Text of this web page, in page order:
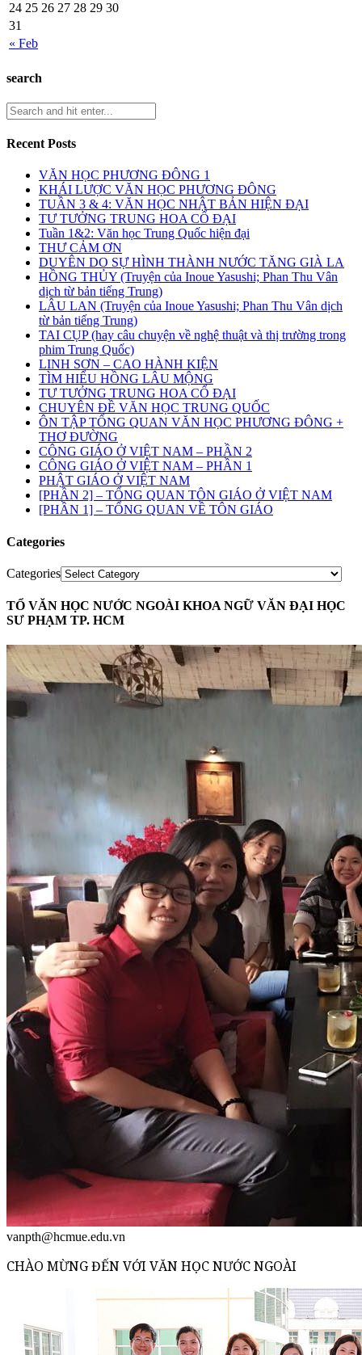
« Feb
24 25 26 27 28 29 30
31
search
Recent Posts
VĂN HỌC PHƯƠNG ĐÔNG 1
KHÁI LƯỢC VĂN HỌC PHƯƠNG ĐÔNG
TUẦN 3 & 4: VĂN HỌC NHẬT BẢN HIỆN ĐẠI
TƯ TƯỞNG TRUNG HOA CỔ ĐẠI
Tuần 1&2: Văn học Trung Quốc hiện đại
THƯ CẢM ƠN
DUYÊN DO SỰ HÌNH THÀNH NƯỚC TĂNG GIÀ LA
HỒNG THỦY (Truyện của Inoue Yasushi; Phan Thu Vân
dịch từ bản tiếng Trung)
LÂU LAN (Truyện của Inoue Yasushi; Phan Thu Vân dịch
từ bản tiếng Trung)
TAI CỤP (hay câu chuyện về nghệ thuật và thị trường trong
phim Trung Quốc)
LINH SƠN – CAO HÀNH KIỆN
TÌM HIỂU HỒNG LÂU MỘNG
TƯ TƯỞNG TRUNG HOA CỔ ĐẠI
CHUYÊN ĐỀ VĂN HỌC TRUNG QUỐC
ÔN TẬP TỔNG QUAN VĂN HỌC PHƯƠNG ĐÔNG +
THƠ ĐƯỜNG
CÔNG GIÁO Ở VIỆT NAM – PHẦN 2
CÔNG GIÁO Ở VIỆT NAM – PHẦN 1
PHẬT GIÁO Ở VIỆT NAM
[PHẦN 2] – TỔNG QUAN TÔN GIÁO Ở VIỆT NAM
[PHẦN 1] – TỔNG QUAN VỀ TÔN GIÁO
Categories
Categories
TỔ VĂN HỌC NƯỚC NGOÀI KHOA NGỮ VĂN ĐẠI HỌC
SƯ PHẠM TP. HCM
vanpth@hcmue.edu.vn
CHÀO MỪNG ĐẾN VỚI VĂN HỌC NƯỚC NGOÀI